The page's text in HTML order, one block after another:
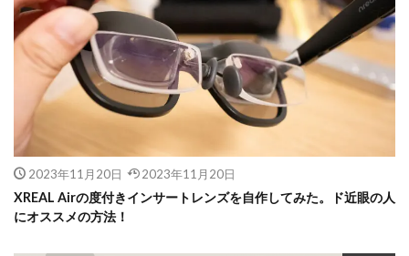
2023年11月20日 2023年11月20日
XREAL Airの度付きインサートレンズを自作してみた。ド近眼の人
にオススメの方法！